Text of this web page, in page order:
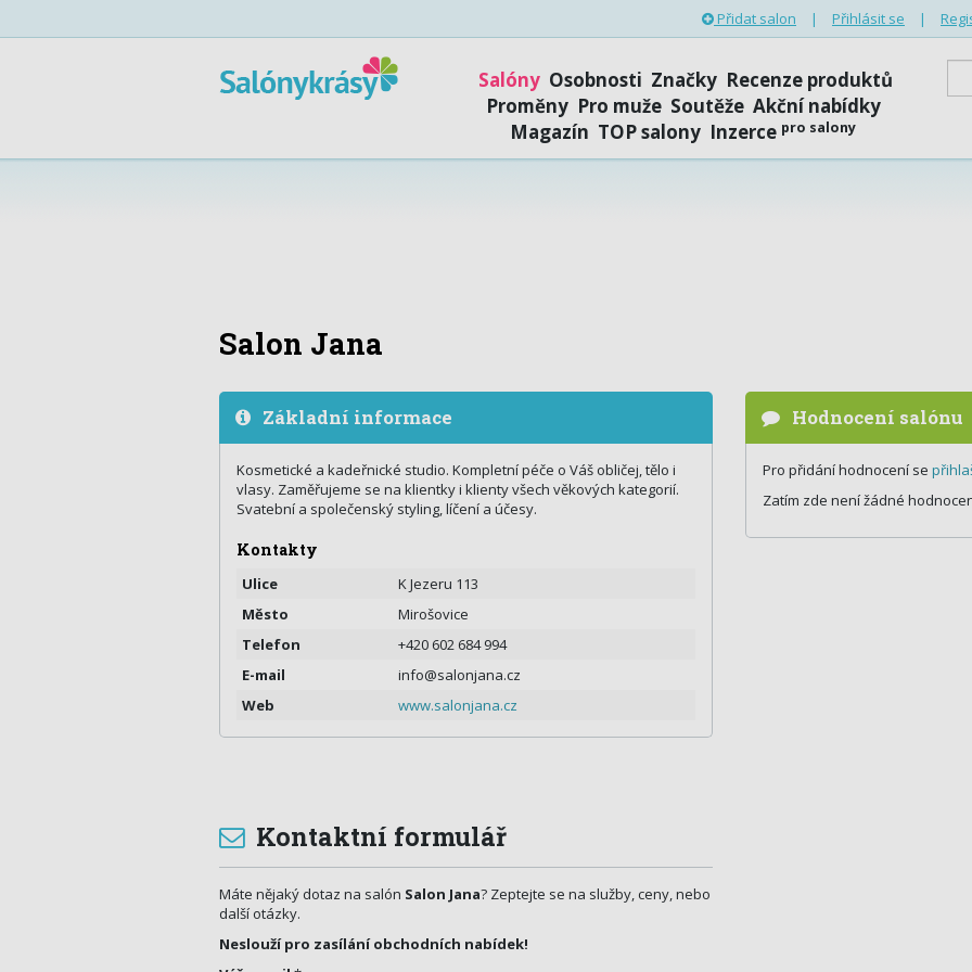
Přidat salon | Přihlásit se |
Salóny Osobnosti Značky Recenze produktů
Proměny Pro muže Soutěže Akční nabídky
Magazín TOP salony Inzerce pro salony
Salon Jana
Základní informace
Kosmetické a kadeřnické studio. Kompletní péče o Váš obličej, tělo i
vlasy. Zaměřujeme se na klientky i klienty všech věkových kategorií.
Svatební a společenský styling, líčení a účesy.
Kontakty
Ulice
K Jezeru 113
Město
Mirošovice
Telefon
+420 602 684 994
E-mail
info@salonjana.cz
Web
www.salonjana.cz
Kontaktní formulář
Máte nějaký dotaz na salón Salon Jana? Zeptejte se na služby, ceny, nebo
další otázky.
Neslouží pro zasílání obchodních nabídek!
Hodnocení salónu
Pro přidání hodnocení se
Zatím zde není žádné